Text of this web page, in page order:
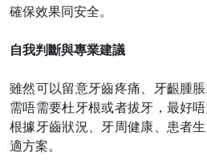
確保效果同安全。
自我判斷與專業建議
雖然可以留意牙齒疼痛、牙齦腫
需唔需要杜牙根或者拔牙，最好
根據牙齒狀況、牙周健康、患者
適方案。